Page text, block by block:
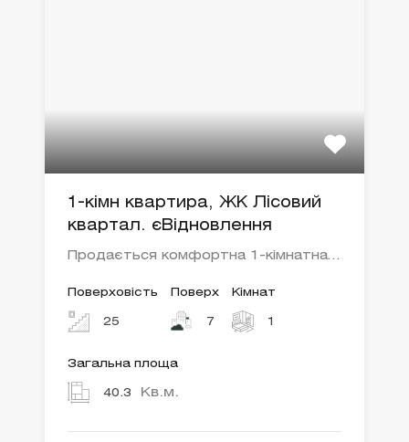
1-кімн квартира, ЖК Лісовий
квартал. єВідновлення
Продається комфортна 1-кімнатна…
Поверховість
25
Поверх
7
Кімнат
1
Загальна площа
40.3 Кв.м.